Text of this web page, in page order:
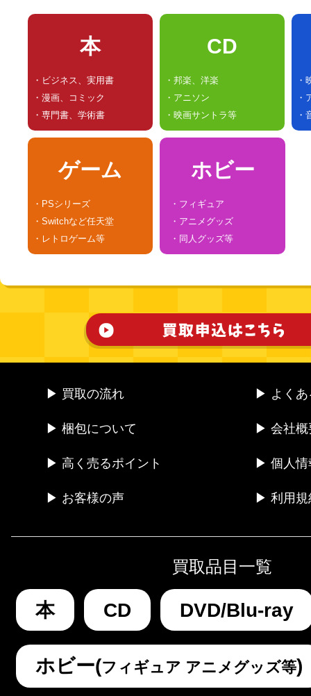
本
・ビジネス、実用書
・漫画、コミック
・専門書、学術書
CD
・邦楽、洋楽
・アニソン
・映画サントラ等
・
・
・
ゲーム
・PSシリーズ
・Switchなど任天堂
・レトロゲーム等
ホビー
・フィギュア
・アニメグッズ
・同人グッズ等
▶ 買取の流れ
▶ 梱包について
▶ 高く売るポイント
▶ お客様の声
▶ よくあ
▶ 会社概
▶ 個人情
▶ 利用規
買取品目一覧
本 CD DVD/Blu-ray
ホビー(フィギュア アニメグッズ等)